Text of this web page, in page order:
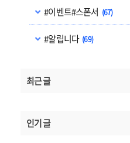
#이벤트#스폰서 (67)
#알립니다 (69)
최근 글
인기 글